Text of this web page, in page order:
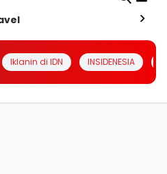
Iklanin di IDN INSIDENESIA